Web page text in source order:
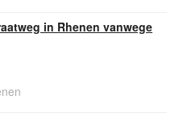
in Rhenen vanwege